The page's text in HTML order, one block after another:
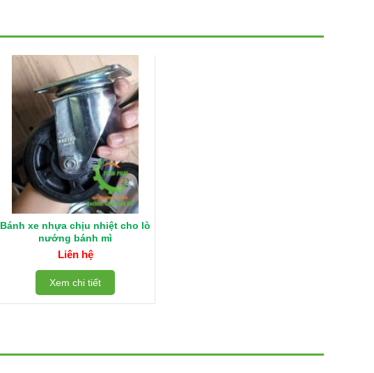
Bánh xe nhựa chịu nhiệt cho lò
nướng bánh mì
Liên hệ
Xem chi tiết